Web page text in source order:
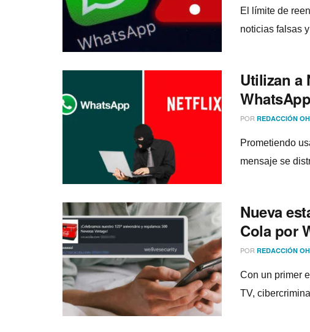
El lí­mite de
noticias falsas
Utilizan a
POR REDACCIÓN
Prometiendo
mensaje se
Nueva
Cola por
POR REDACCIÓN
Con un primer
TV,